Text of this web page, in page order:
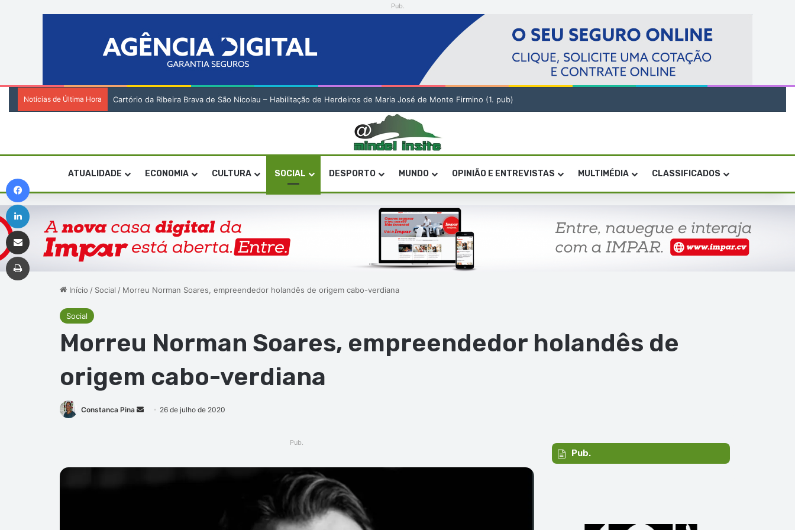
Pub.
Notícias de Última Hora Encenadora Zia Soares orienta residência artística em São Vicente
ATUALIDADE ECONOMIA CULTURA SOCIAL DESPORTO MUNDO OPINIÃO E ENTREVISTAS MULTIMÉDIA CLASSIFICADOS
Início / Social / Morreu Norman Soares, empreendedor holandês de origem cabo-verdiana
Social
Morreu Norman Soares, empreendedor holandês de
origem cabo-verdiana
Constanca Pina
Mande26 de julho de 2020
Pub.
Pub.
Linkedin
Imprimir